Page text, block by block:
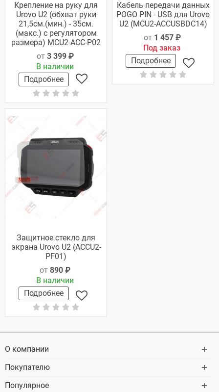
Крепление на руку для
Urovo U2 (обхват руки
21,5cм.(мин.) - 35cм.
(макс.) с регулятором
размера) MCU2-ACC-P02
от 3 399 ₽
В наличии
Подробнее
Кабель передачи данных
POGO PIN - USB для Urovo
U2 (MCU2-ACCUSBDC14)
от 1 457 ₽
Под заказ
Подробнее
Защитное стекло для
экрана Urovo U2 (ACCU2-
PF01)
от 890 ₽
В наличии
Подробнее
О компании
Покупателю
Популярное